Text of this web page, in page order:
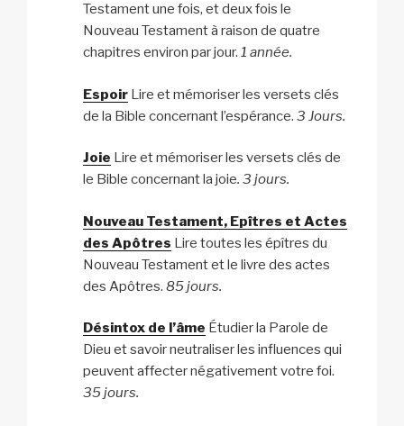
Testament une fois, et deux fois le
Nouveau Testament à raison de quatre
chapitres environ par jour. 1 année.
Espoir Lire et mémoriser les versets clés
de la Bible concernant l’espérance. 3 Jours.
Joie Lire et mémoriser les versets clés de
le Bible concernant la joie. 3 jours.
Nouveau Testament, Epîtres et Actes
des Apôtres Lire toutes les épîtres du
Nouveau Testament et le livre des actes
des Apôtres. 85 jours.
Désintox de l’âme Étudier la Parole de
Dieu et savoir neutraliser les influences qui
peuvent affecter négativement votre foi.
35 jours.